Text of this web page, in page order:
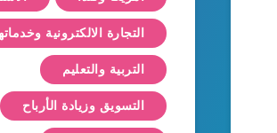
التجارة الالكترونية
التربية والتعليم
التسويق وزيادة الأرباح